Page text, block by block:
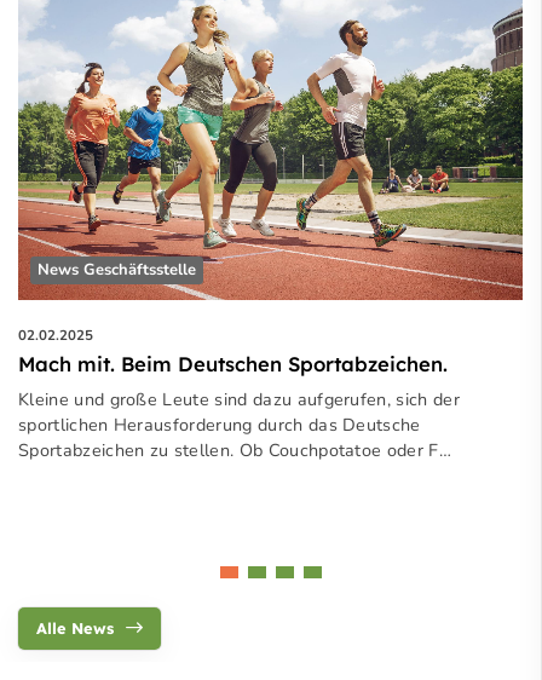
News Geschäftsstelle
02.02.2025
Mach mit. Beim Deutschen Sportabzeichen.
Kleine und große Leute sind dazu aufgerufen, sich der
sportlichen Herausforderung durch das Deutsche
Sportabzeichen zu stellen. Ob Couchpotatoe oder F…
Alle News